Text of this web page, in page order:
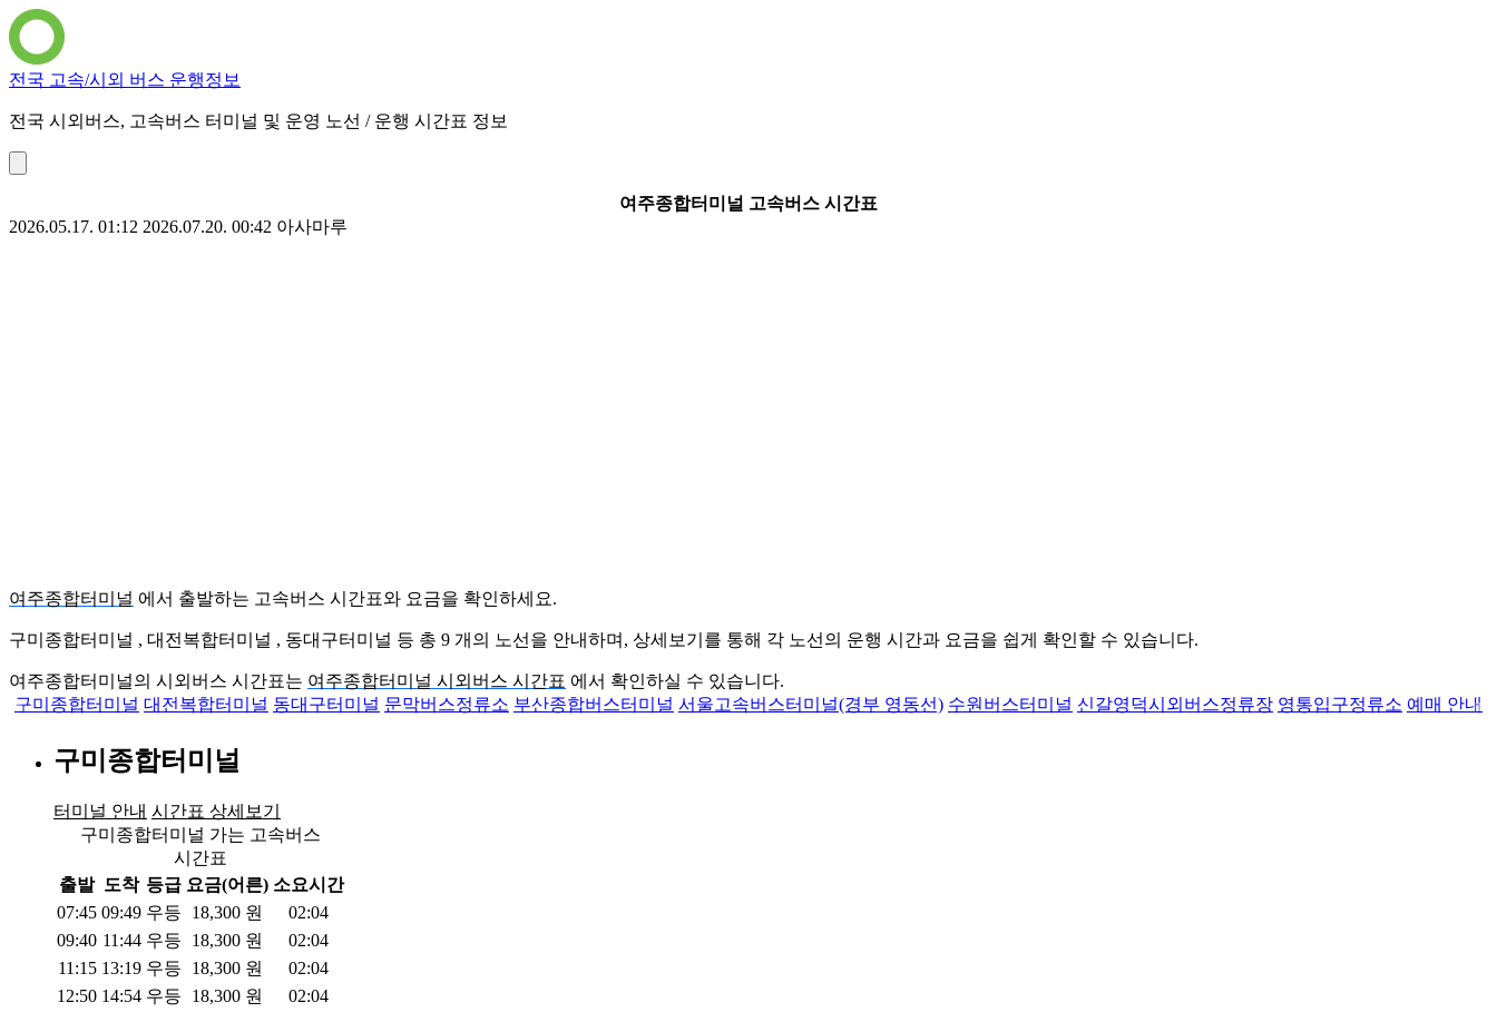
전국 고속/시외 버스 운행정보
전국 시외버스, 고속버스 터미널 및 운영 노선 / 운행 시간표 정보
여주종합터미널 고속버스 시간표
2026.05.17. 01:12 2026.07.20. 00:42 아사마루
여주종합터미널 에서 출발하는 고속버스 시간표와 요금을 확인하세요.
구미종합터미널 , 대전복합터미널 , 동대구터미널 등 총 9 개의 노선을 안내하며, 상세보기를 통해 각 노선의 운행 시간과 요금을 쉽게 확인할 수 있습니다.
여주종합터미널의 시외버스 시간표는 여주종합터미널 시외버스 시간표 에서 확인하실 수 있습니다.
구미종합터미널 대전복합터미널 동대구터미널 문막버스정류소 부산종합버스터미널 서울고속버스터미널(경부 영동선) 수원버스터미널 신갈영덕시외버스정류장 영통입구정류소 예매 안내
구미종합터미널
터미널 안내 시간표 상세보기
구미종합터미널 가는 고속버스
시간표
출발 도착 등급 요금(어른) 소요시간
07:45 09:49 우등 18,300 원
02:04
09:40 11:44 우등 18,300 원
02:04
11:15 13:19 우등 18,300 원
02:04
12:50 14:54 우등 18,300 원
02:04